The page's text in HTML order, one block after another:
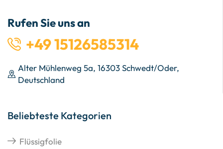
Rufen Sie uns an
+49 15126585314
Alter Mühlenweg 5a, 16303 Schwedt/Oder,
Deutschland
Beliebteste Kategorien
Flüssigfolie